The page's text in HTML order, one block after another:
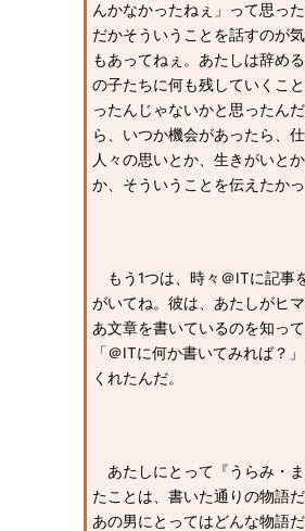
んかなかったねぇ」って思っ
だかそういうことを話すのが
もあってねぇ。あたしは辞め
の子たちに何も残していくこ
ったんじゃないかと思ったん
ら、いつか機会があったら、
人々の思いとか、生きがいと
か、そういうことを伝えたかっ
もう1つは、時々＠ITに記事
がいてね。彼は、あたしがヒ
あ文章を書いているのを知って
「＠ITに何か書いてみれば？
くれたんだ。
あたしにとって『うらみ・
たことは、書いた通りの物語だ
あの男にとってはどんな物語